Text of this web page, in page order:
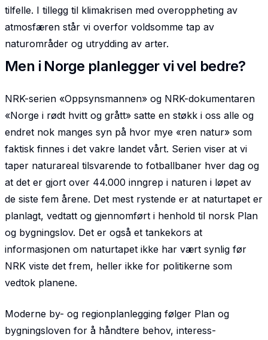
tilfelle. I tillegg til klimakrisen med overopp­heting av
atmosfæren står vi overfor voldsomme tap av
naturområder og utrydding av arter.
Men i Norge planlegger vi vel bedre?
NRK-serien «Oppsynsmannen» og NRK-dokumentaren
«Norge i rødt hvitt og grått» satte en støkk i oss alle og
endret nok manges syn på hvor mye «ren natur» som
faktisk finnes i det vakre landet vårt. Serien viser at vi
taper naturareal tilsvarende to fotballbaner hver dag og
at det er gjort over 44.000 inngrep i naturen i løpet av
de siste fem årene. Det mest rystende er at naturtapet er
planlagt, vedtatt og gjennomført i henhold til norsk Plan
og bygningslov. Det er også et tankekors at
informasjonen om naturtapet ikke har vært synlig før
NRK viste det frem, heller ikke for politikerne som
vedtok planene.
Moderne by- og regionplanlegging følger Plan og
bygningsloven for å håndtere behov, interess­